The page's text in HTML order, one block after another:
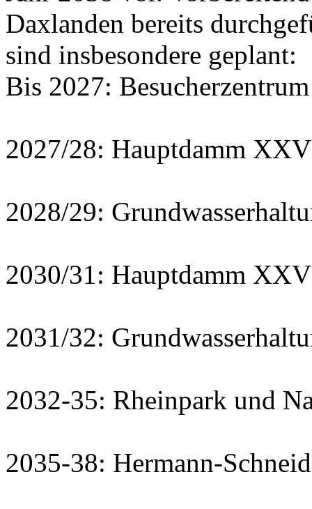
Daxlanden bereits
sind insbesondere geplant:
Bis 2027:
2027/28: Hauptdamm
2028/29:
2030/31: Hauptdamm
2031/32:
2032-35: Rheinpark und
2035-38: Hermann-